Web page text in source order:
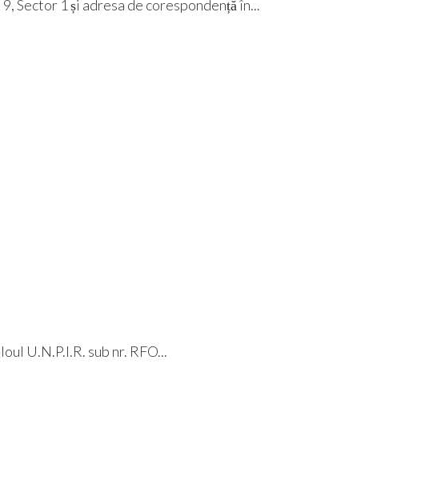
Sector 1 și adresa de corespondență în...
U.N.P.I.R. sub nr. RFO...